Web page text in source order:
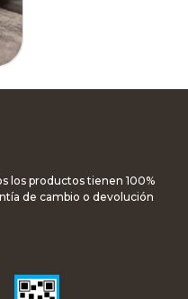
los productos tienen 100%
de cambio o devolución